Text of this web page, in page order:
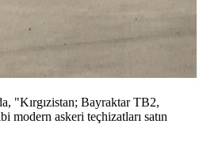
"Kırgızistan; Bayraktar TB2,
modern askeri teçhizatları satın